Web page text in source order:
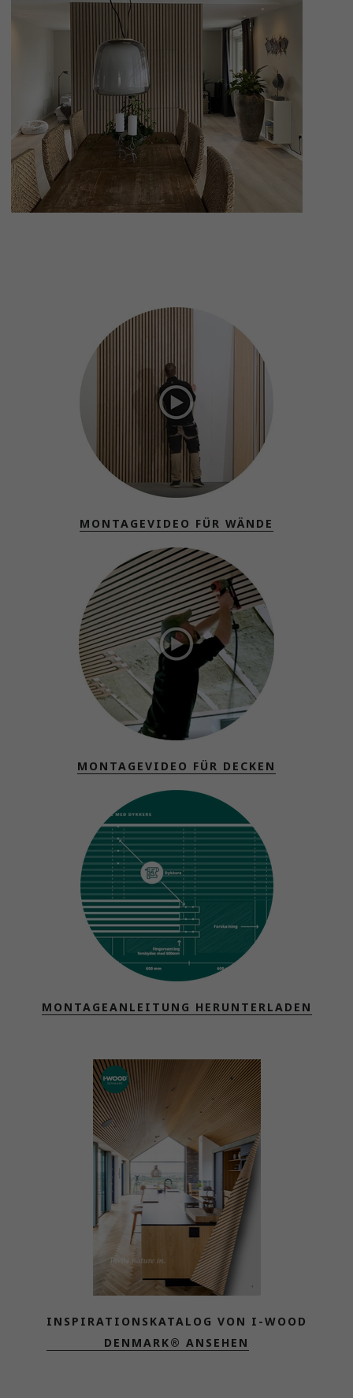
MONTAGEVIDEO FÜR WÄNDE
MONTAGEVIDEO FÜR DECKEN
MONTAGEANLEITUNG HERUNTERLADEN
INSPIRATIONSKATALOG VON I-WOOD
DENMARK® ANSEHEN